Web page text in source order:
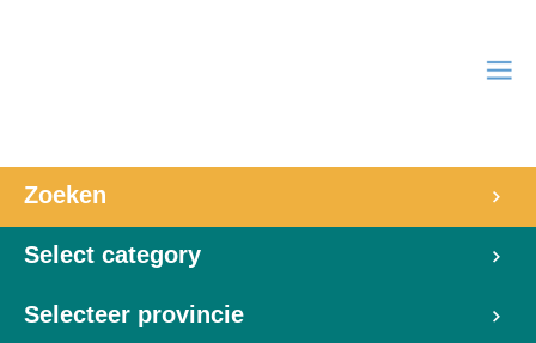
Zoeken
Select category
Selecteer provincie